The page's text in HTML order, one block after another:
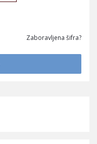
Zaboravljena šifra?